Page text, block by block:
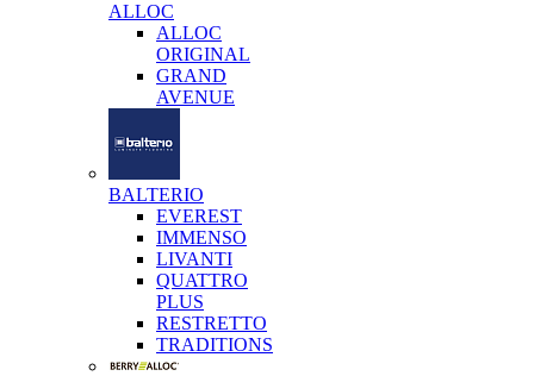
ALLOC
ALLOC
ORIGINAL
GRAND
AVENUE
BALTERIO
EVEREST
IMMENSO
LIVANTI
QUATTRO
PLUS
RESTRETTO
TRADITIONS